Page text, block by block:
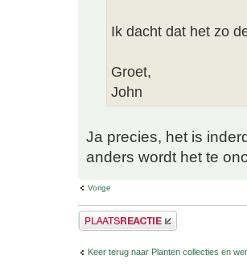
Ik dacht dat het zo
Groet,
John
Ja precies, het is
anders wordt het te
Vorige
Plaats een reactie
Keer terug naar Planten collecties en